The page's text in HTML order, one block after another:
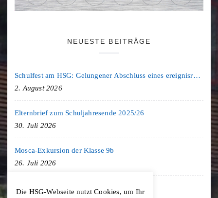
NEUESTE BEITRÄGE
Schulfest am HSG: Gelungener Abschluss eines ereignisreichen Schuljahres
2. August 2026
Elternbrief zum Schuljahresende 2025/26
30. Juli 2026
Mosca-Exkursion der Klasse 9b
26. Juli 2026
Freiburg-Exkursion des Geschichte LK
Die HSG-Webseite nutzt Cookies, um Ihr